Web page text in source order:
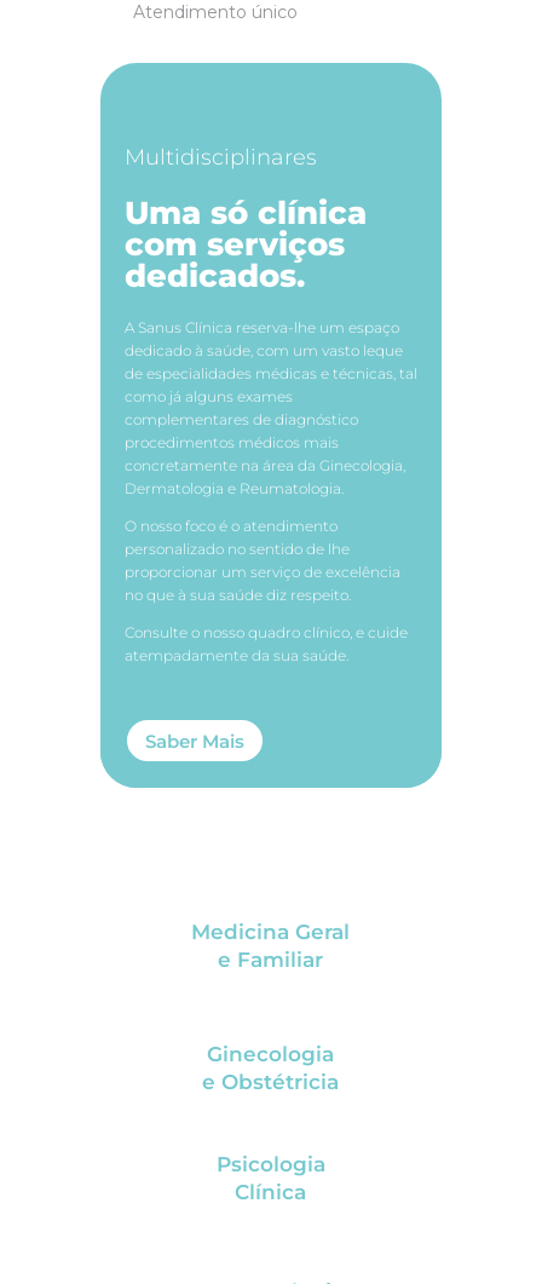
Atendimento único
Multidisciplinares
Uma só clínica
com serviços
dedicados.
A Sanus Clínica reserva-lhe um espaço
dedicado à saúde, com um vasto leque
de especialidades médicas e técnicas, tal
como já alguns exames
complementares de diagnóstico
procedimentos médicos mais
concretamente na área da Ginecologia,
Dermatologia e Reumatologia.
O nosso foco é o atendimento
personalizado no sentido de lhe
proporcionar um serviço de excelência
no que à sua saúde diz respeito.
Consulte o nosso quadro clínico, e cuide
atempadamente da sua saúde.
Saber Mais
Medicina Geral
e Familiar
Ginecologia
e Obstétricia
Psicologia
Clínica